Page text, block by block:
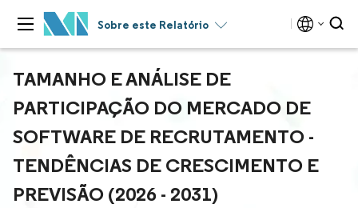
Sobre este Relatório
TAMANHO E ANÁLISE DE
PARTICIPAÇÃO DO MERCADO DE
SOFTWARE DE RECRUTAMENTO -
TENDÊNCIAS DE CRESCIMENTO E
PREVISÃO (2026 - 2031)